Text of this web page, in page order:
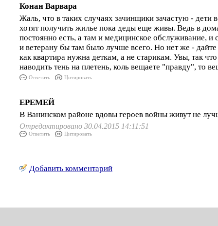
Конан Варвара
Жаль, что в таких случаях зачинщики зачастую - дети
хотят получить жилье пока деды еще живы. Ведь в
постоянно есть, а там и медицинское обслуживание, и
и ветерану бы там было лучше всего. Но нет же - дайте
как квартира нужна деткам, а не старикам. Увы, так
наводить тень на плетень, коль вещаете "правду", то
Ответить Цитировать
ЕРЕМЕЙ
В Ванинском районе вдовы героев войны живут не
Отредактировано 30.04.2015 14:11:51
Ответить Цитировать
Добавить комментарий